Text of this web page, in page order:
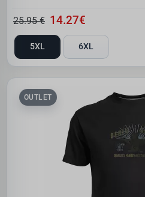
25.95 € 14.27€
5XL 6XL
OUTLET